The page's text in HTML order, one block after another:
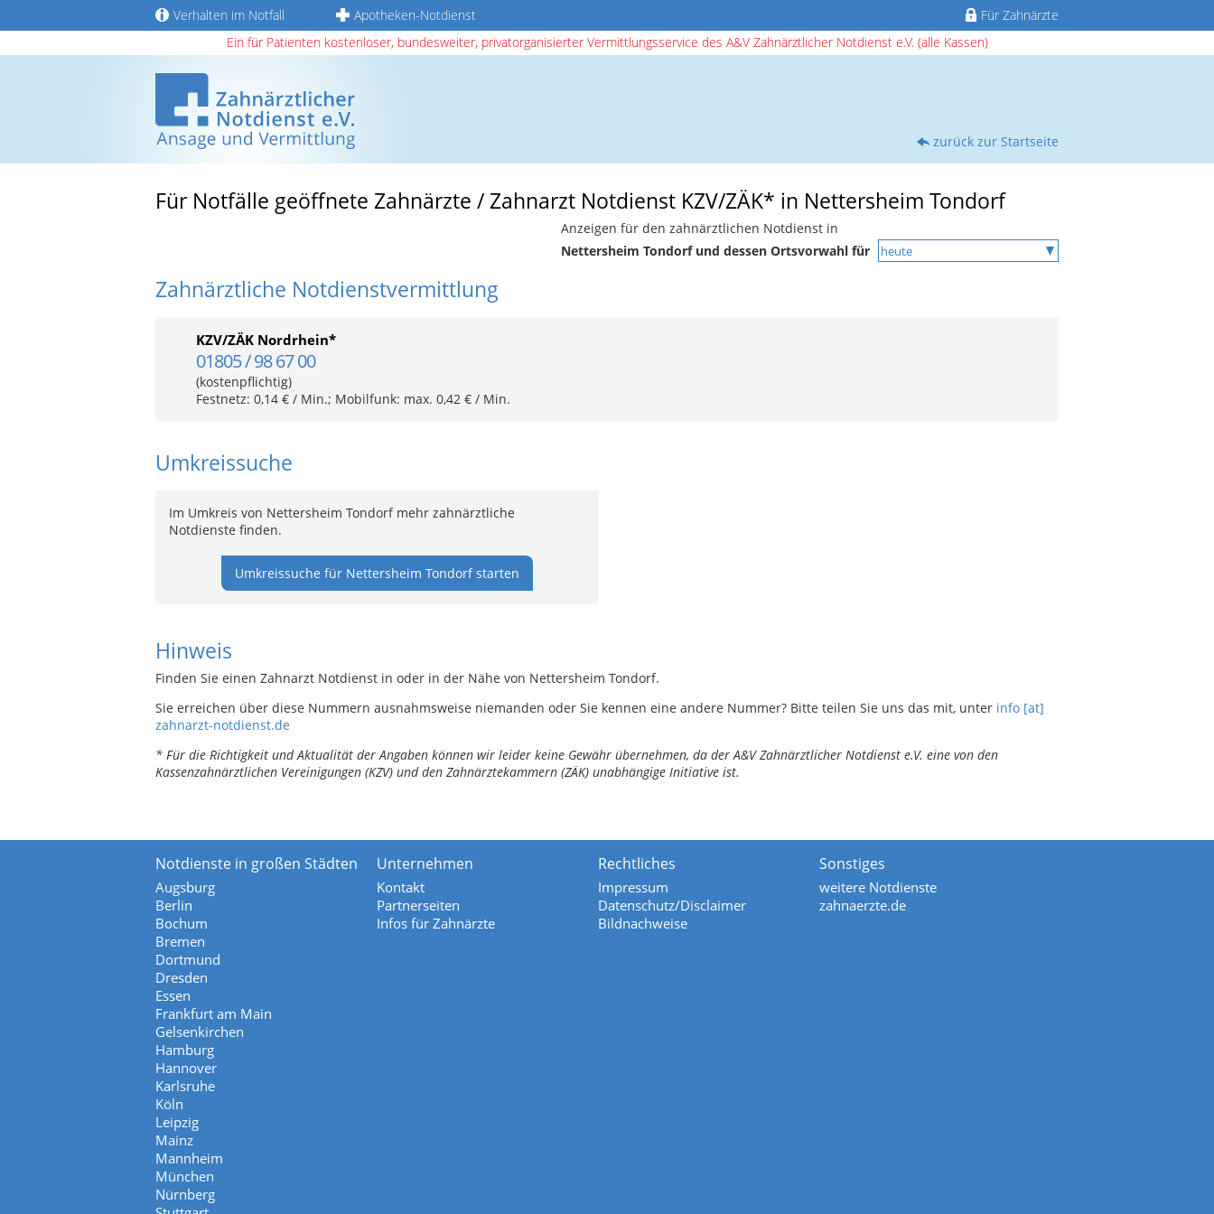
Verhalten im Notfall Apotheken-Notdienst
Für Zahnärzte
Ein für Patienten kostenloser, bundesweiter, privatorganisierter Vermittlungsservice des A&V Zahnärztlicher Notdienst e.V. (alle Kassen)
zurück zur Startseite
Für Notfälle geöffnete Zahnärzte / Zahnarzt Notdienst KZV/ZÄK* in Nettersheim Tondorf
Anzeigen für den zahnärztlichen Notdienst in
Nettersheim Tondorf und dessen Ortsvorwahl für
Zahnärztliche Notdienstvermittlung
KZV/ZÄK Nordrhein*
01805 / 98 67 00
(kostenpflichtig)
Festnetz: 0,14 € / Min.; Mobilfunk: max. 0,42 € / Min.
Umkreissuche
Im Umkreis von Nettersheim Tondorf mehr zahnärztliche
Notdienste finden.
Umkreissuche für Nettersheim Tondorf starten
Hinweis
Finden Sie einen Zahnarzt Notdienst in oder in der Nähe von Nettersheim Tondorf.
Sie erreichen über diese Nummern ausnahmsweise niemanden oder Sie kennen eine andere Nummer? Bitte teilen Sie uns das mit, unter info [at]
zahnarzt-notdienst.de
* Für die Richtigkeit und Aktualität der Angaben können wir leider keine Gewähr übernehmen, da der A&V Zahnärztlicher Notdienst e.V. eine von den
Kassenzahnärztlichen Vereinigungen (KZV) und den Zahnärztekammern (ZÄK) unabhängige Initiative ist.
Notdienste in großen Städten
Augsburg
Berlin
Bochum
Bremen
Dortmund
Dresden
Essen
Frankfurt am Main
Gelsenkirchen
Hamburg
Hannover
Karlsruhe
Köln
Leipzig
Mainz
Mannheim
München
Nürnberg
Unternehmen
Kontakt
Partnerseiten
Infos für Zahnärzte
Rechtliches
Impressum
Datenschutz/Disclaimer
Bildnachweise
Sonstiges
weitere Notdienste
zahnaerzte.de